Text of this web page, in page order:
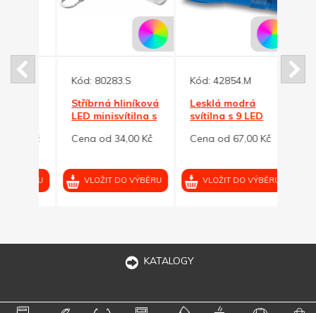
Kód:80283.S
Stříbrná hliníková
LED minisvítilna s
Cena od 34,00 Kč
VLOŽIT DO VÝBĚRU
Kód:42854.M
Lesklá modrá
svítilna s 9 LED
pouzdře
Cena od 67,00 Kč
VLOŽIT DO VÝBĚRU
Kód:
KATALOGY